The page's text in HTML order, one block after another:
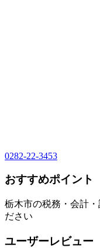
0282-22-3453
おすすめポイント
栃木市の税務・会計
ださい
ユーザーレビュー